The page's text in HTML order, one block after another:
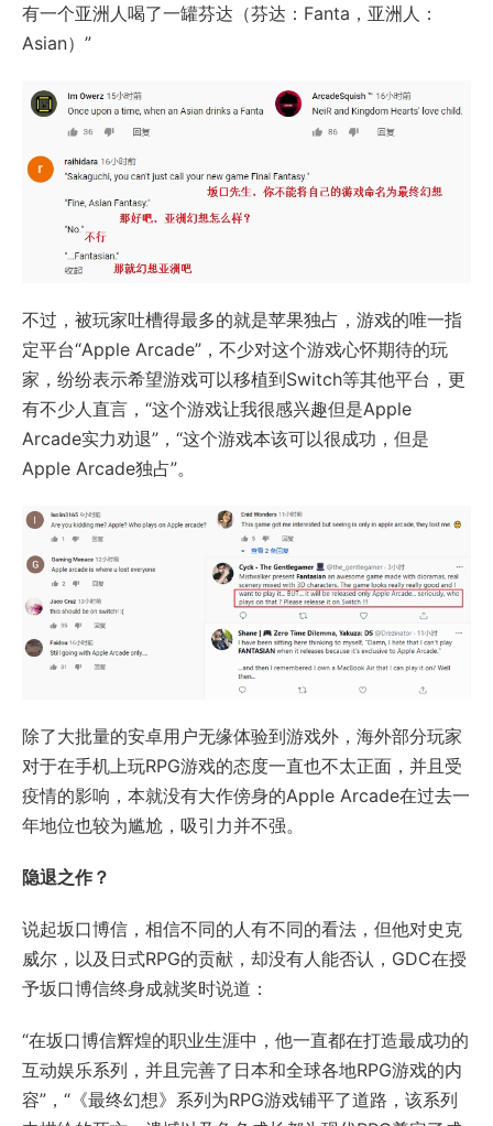
有一个亚洲人喝了一罐芬达（芬达：Fanta，亚洲人：
Asian）”
不过，被玩家吐槽得最多的就是苹果独占，游戏的唯一指
定平台“Apple Arcade”，不少对这个游戏心怀期待的玩
家，纷纷表示希望游戏可以移植到Switch等其他平台，更
有不少人直言，“这个游戏让我很感兴趣但是Apple
Arcade实力劝退”，“这个游戏本该可以很成功，但是
Apple Arcade独占”。
除了大批量的安卓用户无缘体验到游戏外，海外部分玩家
对于在手机上玩RPG游戏的态度一直也不太正面，并且受
疫情的影响，本就没有大作傍身的Apple Arcade在过去一
年地位也较为尴尬，吸引力并不强。
隐退之作？
说起坂口博信，相信不同的人有不同的看法，但他对史克
威尔，以及日式RPG的贡献，却没有人能否认，GDC在授
予坂口博信终身成就奖时说道：
“在坂口博信辉煌的职业生涯中，他一直都在打造最成功的
互动娱乐系列，并且完善了日本和全球各地RPG游戏的内
容”，“《最终幻想》系列为RPG游戏铺平了道路，该系列